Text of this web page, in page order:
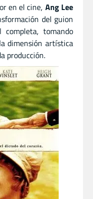
en el cine, Ang Lee
del guion
completa, tomando
dimensión artística
producción.